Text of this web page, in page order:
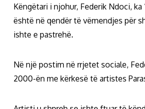
Këngëtari i njohur, Federik Ndoci,
është në qendër të vëmendjes për
ishte e pastrehë.
Në një postim në rrjetet sociale,
2000-ën me kërkesë të artistes